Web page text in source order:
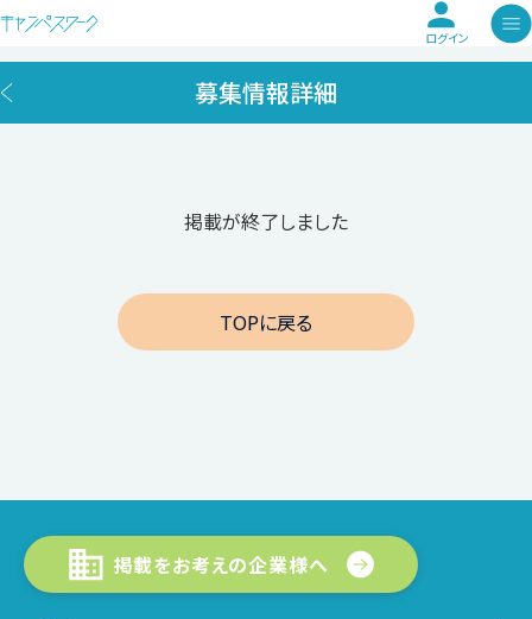
ログイン
募集情報詳細
掲載が終了しました
TOPに戻る
掲載をお考えの企業様へ